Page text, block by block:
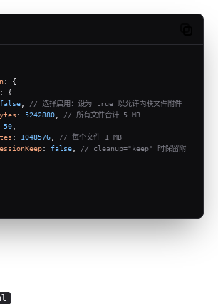
: {
: {
false
// 选择启用：设为 true 以允许内联文件附件
: 5242880
// 所有文件合计 5 MB
50
: 1048576
// 每个文件 1 MB
: false
// cleanup="keep" 时保留附